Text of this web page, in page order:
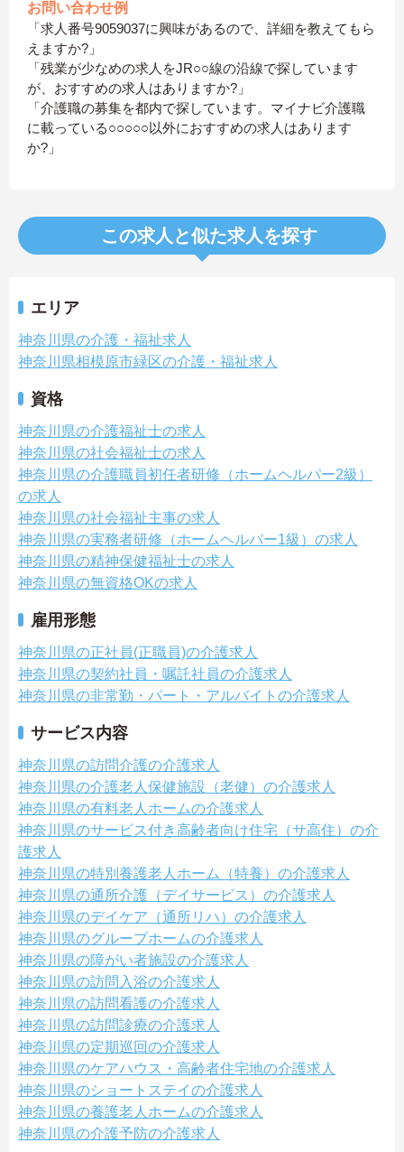
お問い合わせ例
「求人番号9059037に興味があるので、詳細を教えてもら
えますか?」
「残業が少なめの求人をJR○○線の沿線で探しています
が、おすすめの求人はありますか?」
「介護職の募集を都内で探しています。マイナビ介護職
に載っている○○○○○以外におすすめの求人はあります
か?」
この求人と似た求人を探す
エリア
神奈川県の介護・福祉求人
神奈川県相模原市緑区の介護・福祉求人
資格
神奈川県の介護福祉士の求人
神奈川県の社会福祉士の求人
神奈川県の介護職員初任者研修（ホームヘルパー2級）
の求人
神奈川県の社会福祉主事の求人
神奈川県の実務者研修（ホームヘルパー1級）の求人
神奈川県の精神保健福祉士の求人
神奈川県の無資格OKの求人
雇用形態
神奈川県の正社員(正職員)の介護求人
神奈川県の契約社員・嘱託社員の介護求人
神奈川県の非常勤・パート・アルバイトの介護求人
サービス内容
神奈川県の訪問介護の介護求人
神奈川県の介護老人保健施設（老健）の介護求人
神奈川県の有料老人ホームの介護求人
神奈川県のサービス付き高齢者向け住宅（サ高住）の介
護求人
神奈川県の特別養護老人ホーム（特養）の介護求人
神奈川県の通所介護（デイサービス）の介護求人
神奈川県のデイケア（通所リハ）の介護求人
神奈川県のグループホームの介護求人
神奈川県の障がい者施設の介護求人
神奈川県の訪問入浴の介護求人
神奈川県の訪問看護の介護求人
神奈川県の訪問診療の介護求人
神奈川県の定期巡回の介護求人
神奈川県のケアハウス・高齢者住宅地の介護求人
神奈川県のショートステイの介護求人
神奈川県の養護老人ホームの介護求人
神奈川県の介護予防の介護求人